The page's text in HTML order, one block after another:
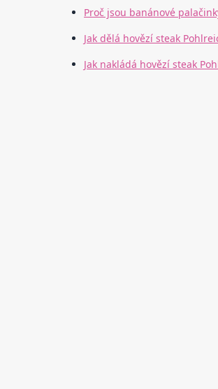
Proč jsou banánové
Jak dělá hovězí steak
Jak nakládá hovězí steak